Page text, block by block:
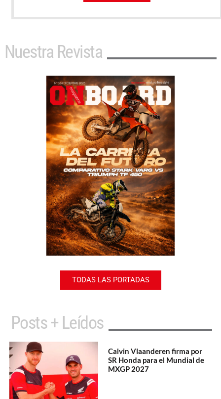
Nuestra Revista
TODAS LAS PORTADAS
Posts + Leídos
Calvin Vlaanderen firma por
SR Honda para el Mundial de
MXGP 2027